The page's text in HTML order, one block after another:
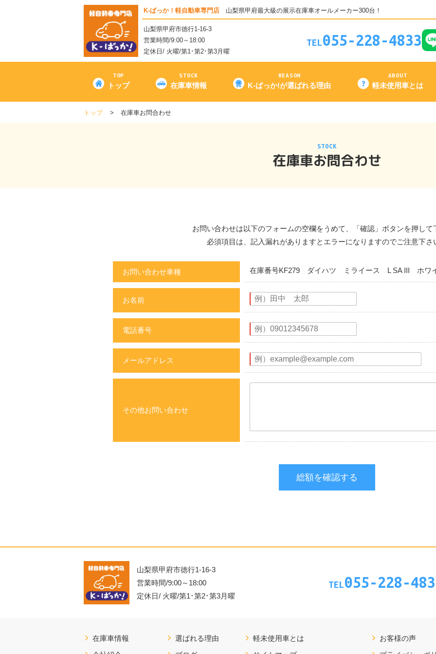
K-ばっか！軽自動車専門店 山梨県甲府最大級の展示在庫車オールメーカー300台！
山梨県甲府市徳行1-16-3
営業時間/9:00～18:00
定休日/ 火曜/第1･第2･第3月曜
TEL055-228-4833
TOP
トップ
STOCK
在庫車情報
REASON
K-ばっか!が選ばれる理由
ABOUT
軽未使用車とは
トップ 在庫車お問合わせ
STOCK
在庫車お問合わせ
お問い合わせは以下のフォームの空欄をうめて、「確認」ボタンを押して
必須項目は、記入漏れがありますとエラーになりますのでご注意下さ
お問い合わせ車種 在庫番号KF279 ダイハツ ミライース L SA III ホワ
お名前
電話番号
メールアドレス
その他お問い合わせ
山梨県甲府市徳行1-16-3
営業時間/9:00～18:00
定休日/ 火曜/第1･第2･第3月曜
TEL055-228-
在庫車情報 選ばれる理由 軽未使用車とは お客様の声